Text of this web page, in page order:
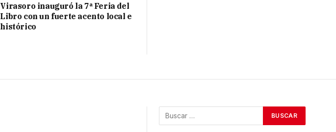
Virasoro inauguró la 7ª Feria del
Libro con un fuerte acento local e
histórico